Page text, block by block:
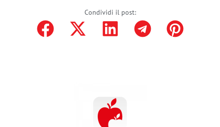
Condividi il post: